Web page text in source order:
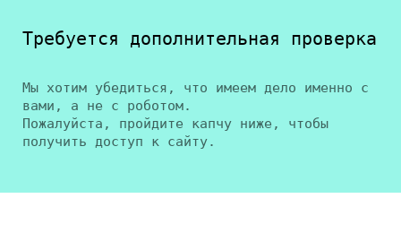
Требуется дополнительная проверка
Мы хотим убедиться, что имеем дело именно с
вами, а не с роботом.
Пожалуйста, пройдите капчу ниже, чтобы
получить доступ к сайту.